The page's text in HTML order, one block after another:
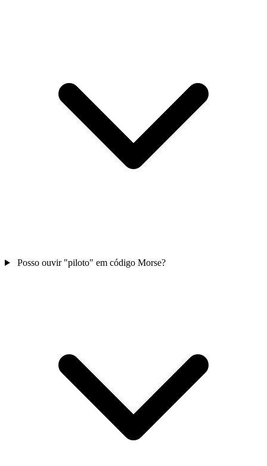
Posso ouvir "piloto" em código Morse?